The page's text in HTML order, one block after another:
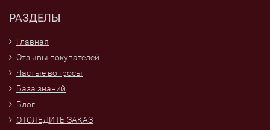
РАЗДЕЛЫ
Главная
Отзывы покупателей
Частые вопросы
База знаний
Блог
ОТСЛЕДИТЬ ЗАКАЗ